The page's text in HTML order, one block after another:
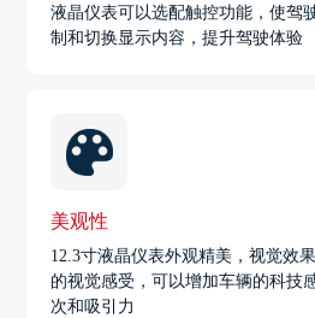
液晶仪表可以选配触控功能，使驾
制和切换显示内容，提升驾驶体验
美观性
12.3寸液晶仪表外观精美，视觉效
的视觉感受，可以增加车辆的科技
次和吸引力